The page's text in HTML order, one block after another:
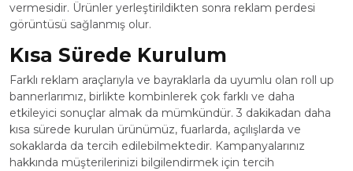
vermesidir. Ürünler yerleştirildikten sonra reklam perdesi
görüntüsü sağlanmış olur.
Kısa Sürede Kurulum
Farklı reklam araçlarıyla ve bayraklarla da uyumlu olan roll up
bannerlarımız, birlikte kombinlerek çok farklı ve daha
etkileyici sonuçlar almak da mümkündür. 3 dakikadan daha
kısa sürede kurulan ürünümüz, fuarlarda, açılışlarda ve
sokaklarda da tercih edilebilmektedir. Kampanyalarınız
hakkında müşterilerinizi bilgilendirmek için tercih